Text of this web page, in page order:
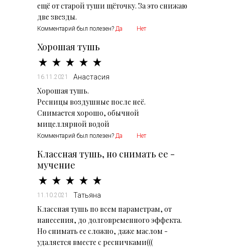
ещё от старой туши щёточку. За это снижаю
две звезды.
Комментарий был полезен? Да Нет
Хорошая тушь
16.11.2021 Анастасия
Хорошая тушь.
Ресницы воздушные после неё.
Снимается хорошо, обычной
мицеллярной водой
Комментарий был полезен? Да Нет
Классная тушь, но снимать ее -
мучение
11.10.2021 Татьяна
Классная тушь по всем параметрам, от
нанесения, до долговременного эффекта.
Но снимать ее сложно, даже маслом -
удаляется вместе с ресничками(((